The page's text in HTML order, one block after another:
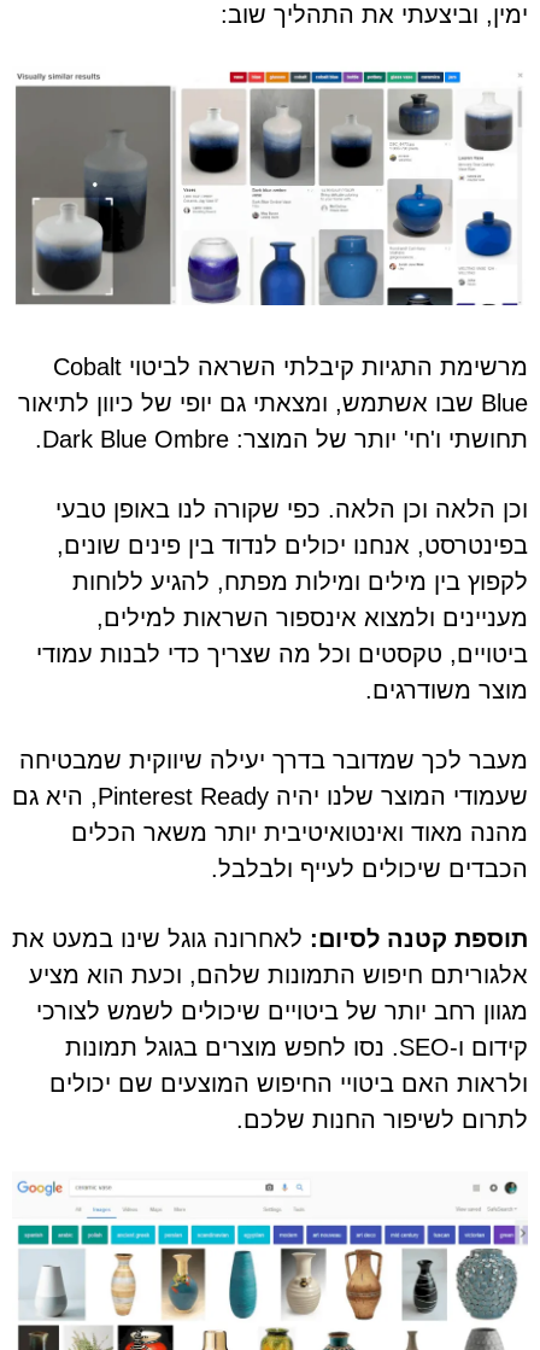
ימין, וביצעתי את התהליך שוב:
מרשימת התגיות קיבלתי השראה לביטוי Cobalt
Blue שבו אשתמש, ומצאתי גם יופי של כיוון לתיאור
תחושתי ו'חי' יותר של המוצר: Dark Blue Ombre.
וכן הלאה וכן הלאה. כפי שקורה לנו באופן טבעי
בפינטרסט, אנחנו יכולים לנדוד בין פינים שונים,
לקפוץ בין מילים ומילות מפתח, להגיע ללוחות
מעניינים ולמצוא אינספור השראות למילים,
ביטויים, טקסטים וכל מה שצריך כדי לבנות עמודי
מוצר משודרגים.
מעבר לכך שמדובר בדרך יעילה שיווקית שמבטיחה
שעמודי המוצר שלנו יהיה Pinterest Ready, היא גם
מהנה מאוד ואינטואיטיבית יותר משאר הכלים
הכבדים שיכולים לעייף ולבלבל.
תוספת קטנה לסיום: לאחרונה גוגל שינו במעט את
אלגוריתם חיפוש התמונות שלהם, וכעת הוא מציע
מגוון רחב יותר של ביטויים שיכולים לשמש לצורכי
קידום ו-SEO. נסו לחפש מוצרים בגוגל תמונות
ולראות האם ביטויי החיפוש המוצעים שם יכולים
לתרום לשיפור החנות שלכם.